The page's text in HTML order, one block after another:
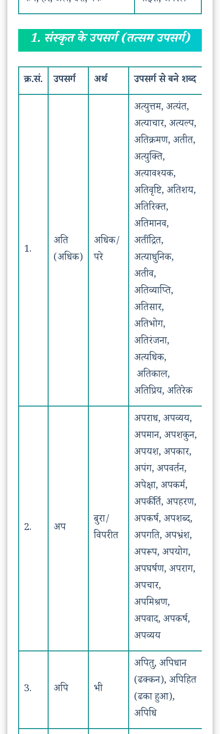
1. संस्कृत के उपसर्ग (तत्सम उपसर्ग)
क्र.सं. उपसर्ग अर्थ उपसर्ग से बने शब्द
1.
अति
(अधिक)
अधिक/
परे
अत्युत्तम, अत्यंत,
अत्याचार, अत्यल्प,
अतिक्रमण, अतीत,
अत्युक्ति,
अत्यावश्यक,
अतिवृष्टि, अतिशय,
अतिरिक्त,
अतिमानव,
अतींद्रित,
अत्याधुनिक,
अतीव,
अतिव्याप्ति,
अतिसार,
अतिभोग,
अतिरंजना,
अत्यधिक,
अतिकाल,
अतिप्रिय, अतिरेक
2. अप
बुरा/
विपरीत
अपराध, अपव्यय,
अपमान, अपशकुन,
अपयश, अपकार,
अपंग, अपवर्तन,
अपेक्षा, अपकर्म,
अपकीर्ति, अपहरण,
अपकर्ष, अपशब्द,
अपगति, अपभ्रंश,
अपरूप, अपयोग,
अपघर्षण, अपराग,
अपचार,
अपमिश्रण,
अपवाद, अपकर्ष,
अपव्यय
3. अपि भी
अपितु, अपिधान
(ढक्कन), अपिहित
(ढका हुआ),
अपिधि